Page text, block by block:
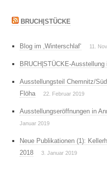
BRUCH|STÜCKE
Blog im ‚Winterschlaf‘ 11.
BRUCH|STÜCKE-
Ausstellungsteil Chemnitz/
Flöha
22. Februar 2019
Ausstellungseröffnungen in
Januar 2019
Neue Publikationen (1):
2018
3. Januar 2019